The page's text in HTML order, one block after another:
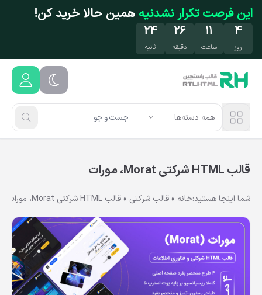
رفتن به محتوای اصلی
این فرصت تکرار نشدنیه همین حالا خرید کن!
۴
روز
۱۱
ساعت
۲۶
دقیقه
۲۳
ثانیه
همه دسته‌ها
قالب HTML شرکتی Morat، مورات
شما اینجا هستید:خانه »قالب شرکتی »قالب HTML شرکتی Morat، مورات